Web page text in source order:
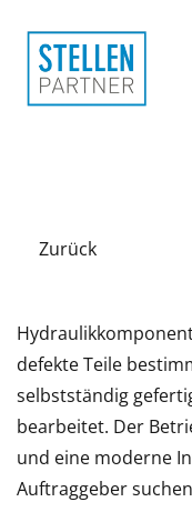
Zurück
defekte Teile
selbstständig
bearbeitet. Der
und eine moderne
Auftraggeber